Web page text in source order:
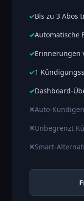
Bis zu 3 Abos
Automatische
Erinnerungen
1
Dashboard-
Auto-
Unbegrenzt
Smart-